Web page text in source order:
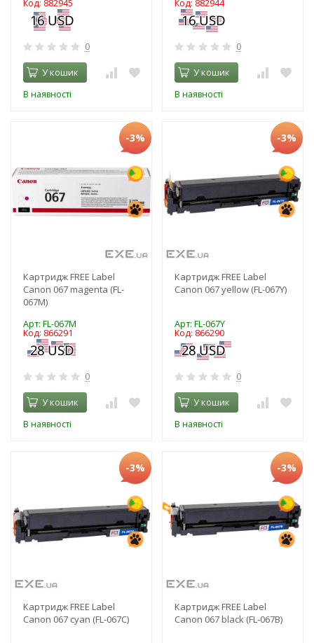
Код: 882945
0
У кошик
В наявності
Код: 882944
0
У кошик
В наявності
-3%
Картридж FREE Label
Canon 067 magenta (FL-
067M)
Арт: FL-067M
Код: 866291
0
У кошик
В наявності
-3%
Картридж FREE Label
Canon 067 yellow (FL-067Y)
Арт: FL-067Y
Код: 866290
0
У кошик
В наявності
-3%
Картридж FREE Label
Canon 067 cyan (FL-067C)
-3%
Картридж FREE Label
Canon 067 black (FL-067B)